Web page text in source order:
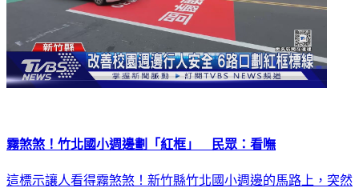
霧煞煞！竹北國小週邊劃「紅框」 民眾：看嘸
這標示讓人看得霧煞煞！新竹縣竹北國小週邊的馬路上，突然